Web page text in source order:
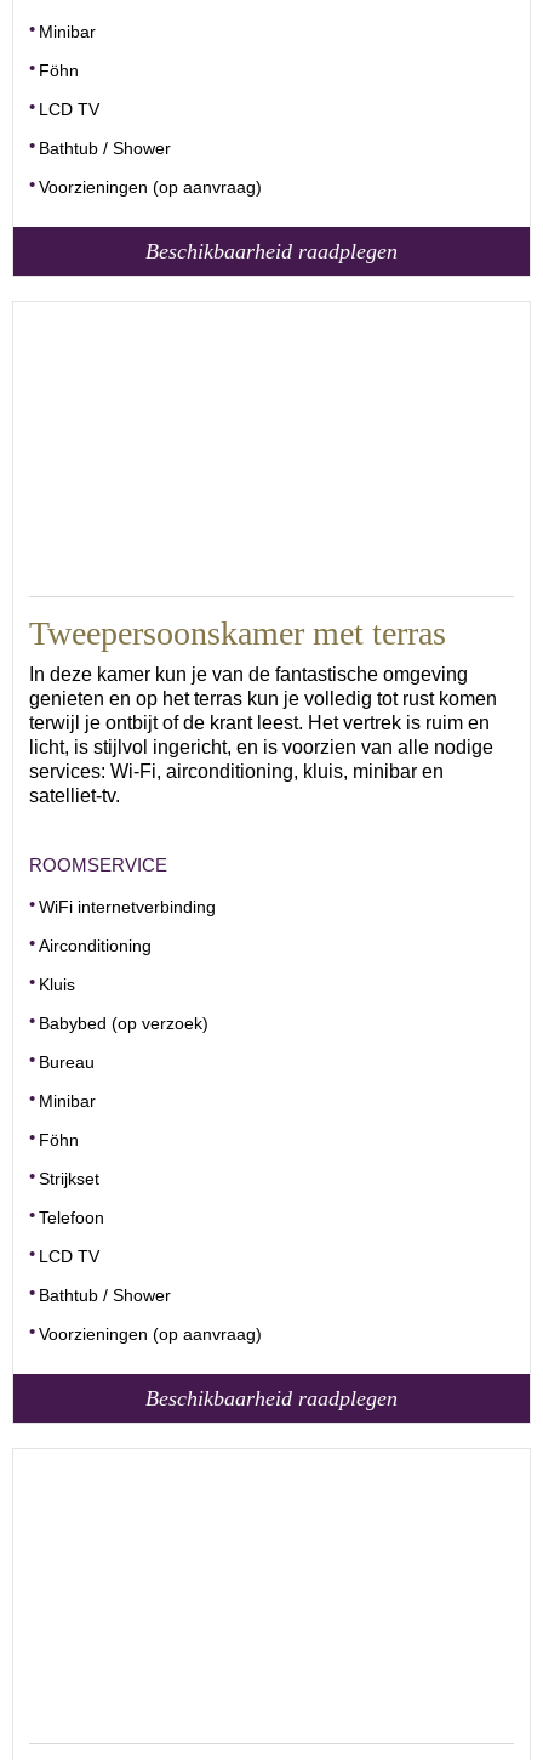
Minibar
Föhn
LCD TV
Bathtub / Shower
Voorzieningen (op aanvraag)
Beschikbaarheid raadplegen
Tweepersoonskamer met terras
In deze kamer kun je van de fantastische omgeving
genieten en op het terras kun je volledig tot rust komen
terwijl je ontbijt of de krant leest. Het vertrek is ruim en
licht, is stijlvol ingericht, en is voorzien van alle nodige
services: Wi-Fi, airconditioning, kluis, minibar en
satelliet-tv.
ROOMSERVICE
WiFi internetverbinding
Airconditioning
Kluis
Babybed (op verzoek)
Bureau
Minibar
Föhn
Strijkset
Telefoon
LCD TV
Bathtub / Shower
Voorzieningen (op aanvraag)
Beschikbaarheid raadplegen